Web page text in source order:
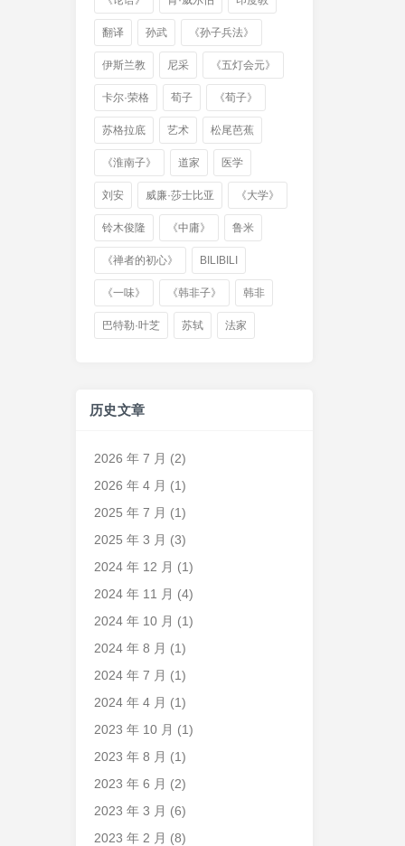
翻译 孙武 《孙子兵法》
伊斯兰教 尼采 《五灯会元》
卡尔·荣格 荀子 《荀子》
苏格拉底 艺术 松尾芭蕉
《淮南子》 道家 医学
刘安 威廉·莎士比亚 《大学》
铃木俊隆 《中庸》 鲁米
《禅者的初心》 BILIBILI
《一味》 《韩非子》 韩非
巴特勒·叶芝 苏轼 法家
历史文章
2026 年 7 月 (2)
2026 年 4 月 (1)
2025 年 7 月 (1)
2025 年 3 月 (3)
2024 年 12 月 (1)
2024 年 11 月 (4)
2024 年 10 月 (1)
2024 年 8 月 (1)
2024 年 7 月 (1)
2024 年 4 月 (1)
2023 年 10 月 (1)
2023 年 8 月 (1)
2023 年 6 月 (2)
2023 年 3 月 (6)
2023 年 2 月 (8)